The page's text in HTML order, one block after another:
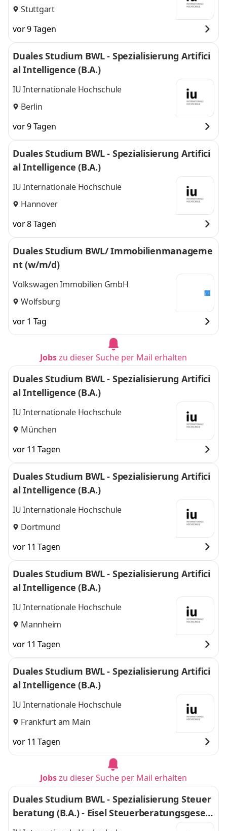
Stuttgart
vor 9 Tagen
Duales Studium BWL - Spezialisierung Artifici
al Intelligence (B.A.)
IU Internationale Hochschule
Berlin
vor 9 Tagen
Duales Studium BWL - Spezialisierung Artifici
al Intelligence (B.A.)
IU Internationale Hochschule
Hannover
vor 8 Tagen
Duales Studium BWL/ Immobilienmanageme
nt (w/m/d)
Volkswagen Immobilien GmbH
Wolfsburg
vor 1 Tag
Jobszu dieser Suche per Mail erhalten
Duales Studium BWL - Spezialisierung Artifici
al Intelligence (B.A.)
IU Internationale Hochschule
München
vor 11 Tagen
Duales Studium BWL - Spezialisierung Artifici
al Intelligence (B.A.)
IU Internationale Hochschule
Dortmund
vor 11 Tagen
Duales Studium BWL - Spezialisierung Artifici
al Intelligence (B.A.)
IU Internationale Hochschule
Mannheim
vor 11 Tagen
Duales Studium BWL - Spezialisierung Artifici
al Intelligence (B.A.)
IU Internationale Hochschule
Frankfurt am Main
vor 11 Tagen
Jobszu dieser Suche per Mail erhalten
Duales Studium BWL - Spezialisierung Steuer
beratung (B.A.) - Eisel Steuerberatungsgesell
schaft mbH & Co. KG